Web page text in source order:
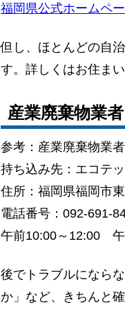
福岡県公式ホームペ
但し、ほとんどの自
す。詳しくはお住ま
産業廃棄物業者
参考：産業廃棄物業者
持ち込み先：エコテ
住所：福岡県福岡市
電話番号：092-691-
午前10:00～12:00
後でトラブルになら
か」など、きちんと